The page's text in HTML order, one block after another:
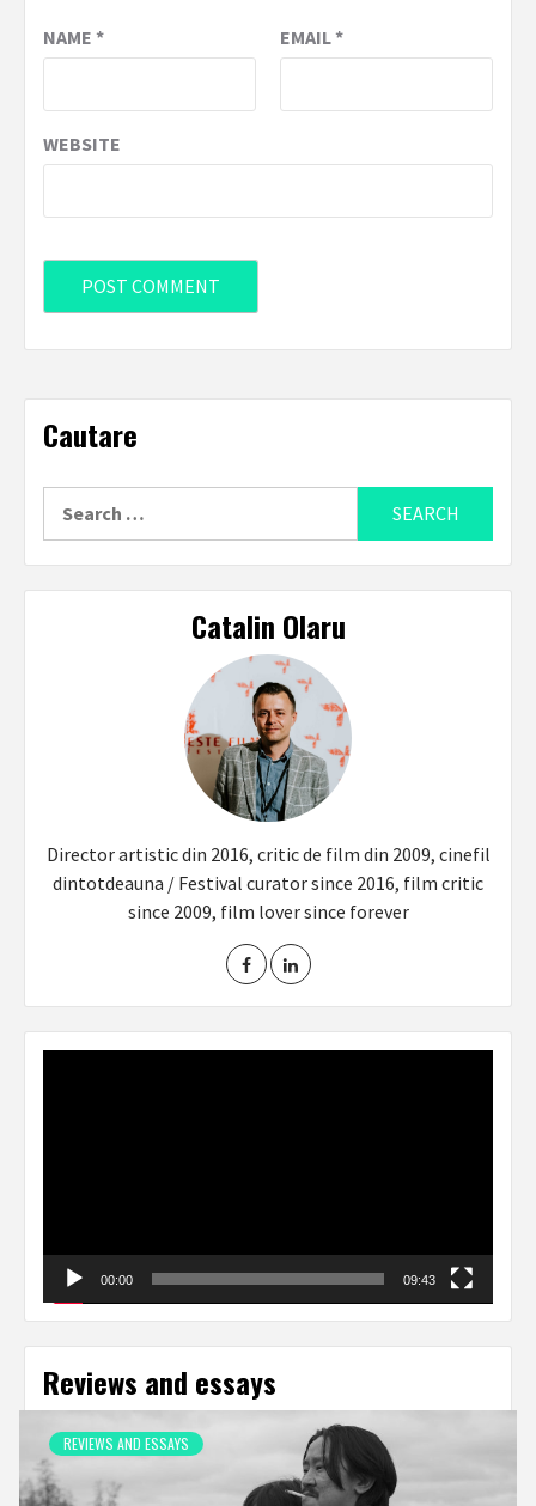
NAME * EMAIL*
WEBSITE
Cautare
for:
Catalin Olaru
Director artistic din 2016, critic de film din 2009, cinefil
dintotdeauna / Festival curator since 2016, film critic
since 2009, film lover since forever
00:00 09:43
Reviews and essays
REVIEWS AND ESSAYS